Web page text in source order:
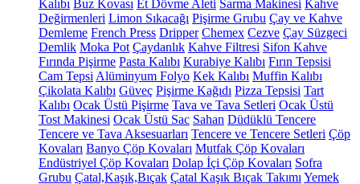
Kalıbı Buz Kovası Et Dövme Aleti Sarma Makinesi Kahve
Değirmenleri Limon Sıkacağı Pişirme Grubu Çay ve Kahve
Demleme French Press Dripper Chemex Cezve Çay Süzgeci
Demlik Moka Pot Çaydanlık Kahve Filtresi Sifon Kahve
Fırında Pişirme Pasta Kalıbı Kurabiye Kalıbı Fırın Tepsisi
Cam Tepsi Alüminyum Folyo Kek Kalıbı Muffin Kalıbı
Çikolata Kalıbı Güveç Pişirme Kağıdı Pizza Tepsisi Tart
Kalıbı Ocak Üstü Pişirme Tava ve Tava Setleri Ocak Üstü
Tost Makinesi Ocak Üstü Sac Sahan Düdüklü Tencere
Tencere ve Tava Aksesuarları Tencere ve Tencere Setleri Çöp
Kovaları Banyo Çöp Kovaları Mutfak Çöp Kovaları
Endüstriyel Çöp Kovaları Dolap İçi Çöp Kovaları Sofra
Grubu Çatal,Kaşık,Bıçak Çatal Kaşık Bıçak Takımı Yemek